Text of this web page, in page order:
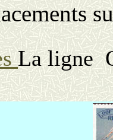
La ligne